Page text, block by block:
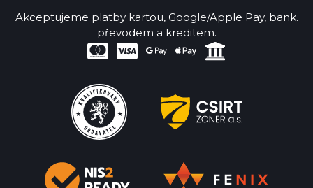
Akceptujeme platby kartou, Google/Apple Pay, bank.
převodem a kreditem.